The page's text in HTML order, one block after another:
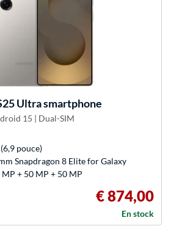
Ultra smartphone
15 | Dual-SIM
pouce)
Snapdragon 8 Elite for Galaxy
+ 50 MP + 50 MP
€ 874,00
En stock